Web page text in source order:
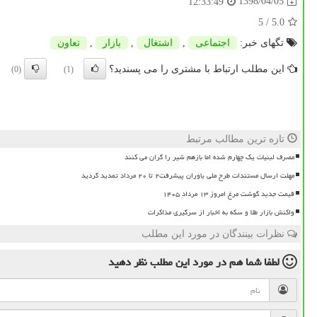
5.0
/ 5
تگهای خبر:
اجتماعی , اشتغال , بازار , تعاون
این مطلب ارتباط با مشتری را می پسندید؟ (1)
(0)
تازه ترین مطالب مرتبط
مصرف لبنیات یک چهارم شده اما بازهم شیر را گران می کنند
مهلت ارسال مستندات طرح ملی یاوران پیشرفت۲ تا ۲۰ مرداد تمدید گردید
قیمت جدید گوشت مرغ امروز ۱۳ مرداد ۱۴۰۵
واکنش بازار طلا و سکه به اخبار از سرگیری مذاکرات
نظرات بینندگان در مورد این مطلب
لطفا شما همدر مورد این مطلبنظر دهید